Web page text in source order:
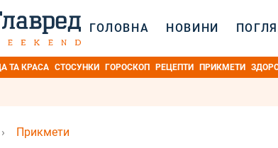
ГОЛОВНА НОВИНИ
ТА КРАСА СТОСУНКИ ГОРОСКОП РЕЦЕПТИ ПРИКМЕТИ
› Прикмети